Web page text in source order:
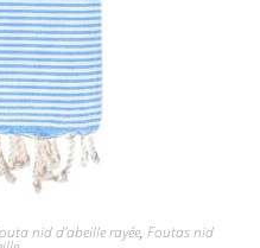
nid d'abeille rayée, Foutas nid